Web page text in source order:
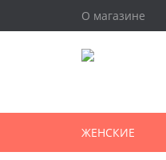
О магазине
ЖЕНСКИЕ